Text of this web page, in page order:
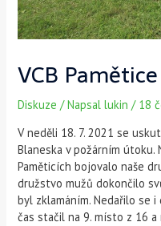
VCB Pamětice
Diskuze / Napsallukin/ 18
V neděli 18. 7. 2021 se
Blaneska v požárním
Paměticích bojovalo naše
družstvo mužů dokončilo
byl zklamáním. Nedařilo se
čas stačil na 9. místo z 16